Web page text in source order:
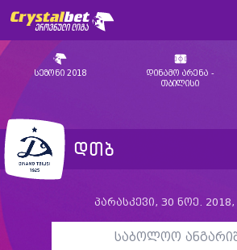
სეზონი 2018
დინამო არენა -
თბილისი
დთბ
პარასკევი, 30 ნოე. 2018,
საბოლოო